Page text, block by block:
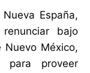
España,
bajo
México,
para proveer